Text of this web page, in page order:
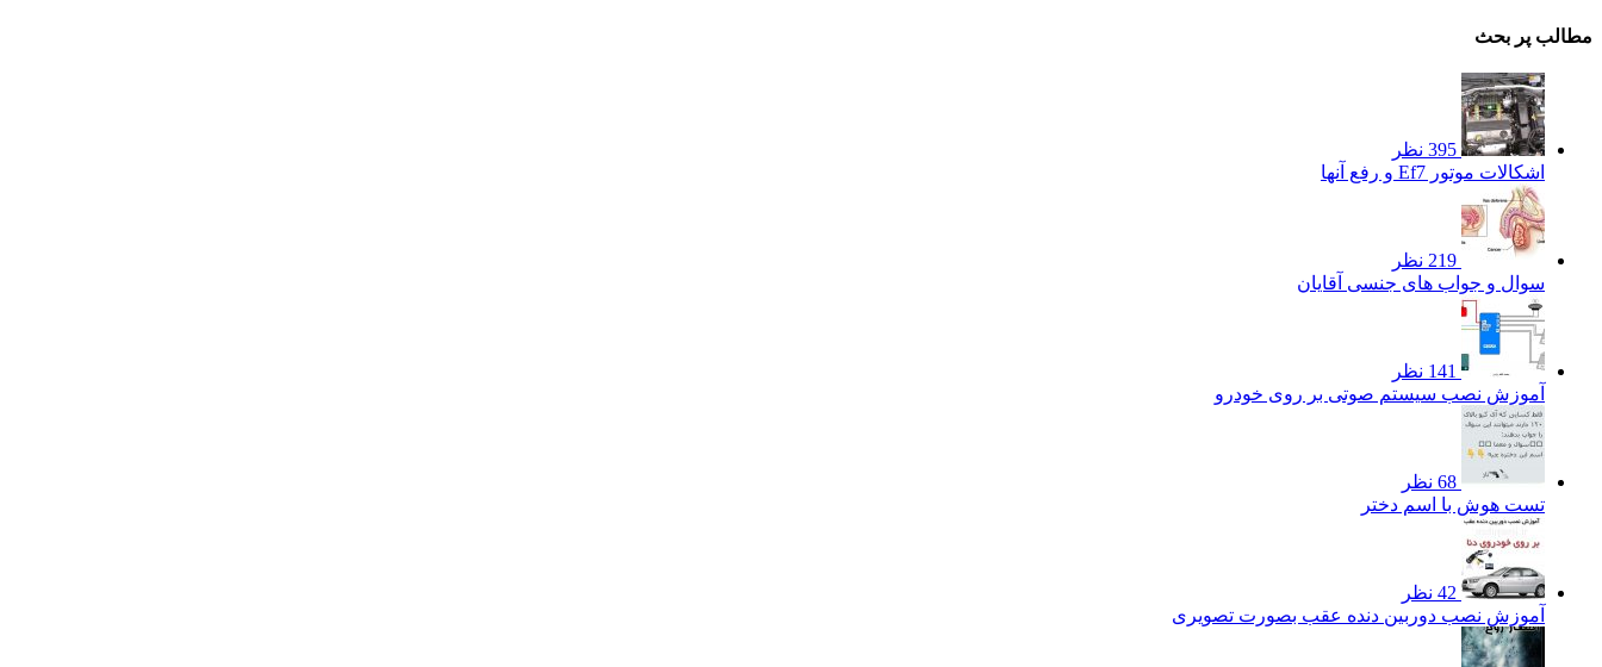
مطالب پر بحث
395 نظر
اشکالات موتور Ef7 و رفع آنها
219 نظر
سوال و جواب های جنسی آقایان
141 نظر
آموزش نصب سیستم صوتی بر روی خودرو
68 نظر
تست هوش با اسم دختر
42 نظر
آموزش نصب دوربین دنده عقب بصورت تصویری